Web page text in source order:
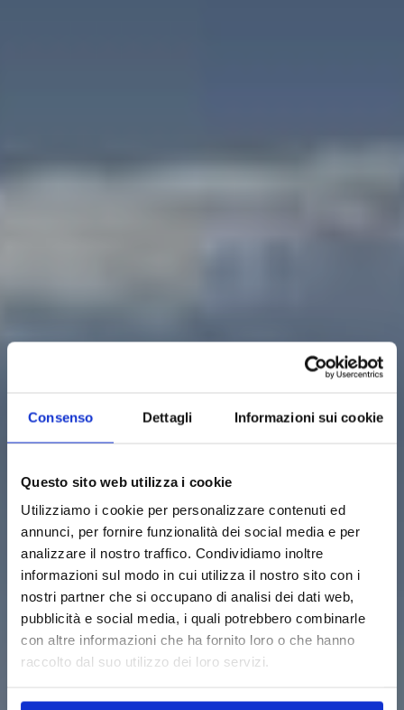
Consenso Dettagli Informazioni sui cookie
Questo sito web utilizza i cookie
Utilizziamo i cookie per personalizzare contenuti ed
annunci, per fornire funzionalità dei social media e per
analizzare il nostro traffico. Condividiamo inoltre
informazioni sul modo in cui utilizza il nostro sito con i
nostri partner che si occupano di analisi dei dati web,
pubblicità e social media, i quali potrebbero combinarle
con altre informazioni che ha fornito loro o che hanno
raccolto dal suo utilizzo dei loro servizi.
Tuscan
Vocation
a territory and its
essence